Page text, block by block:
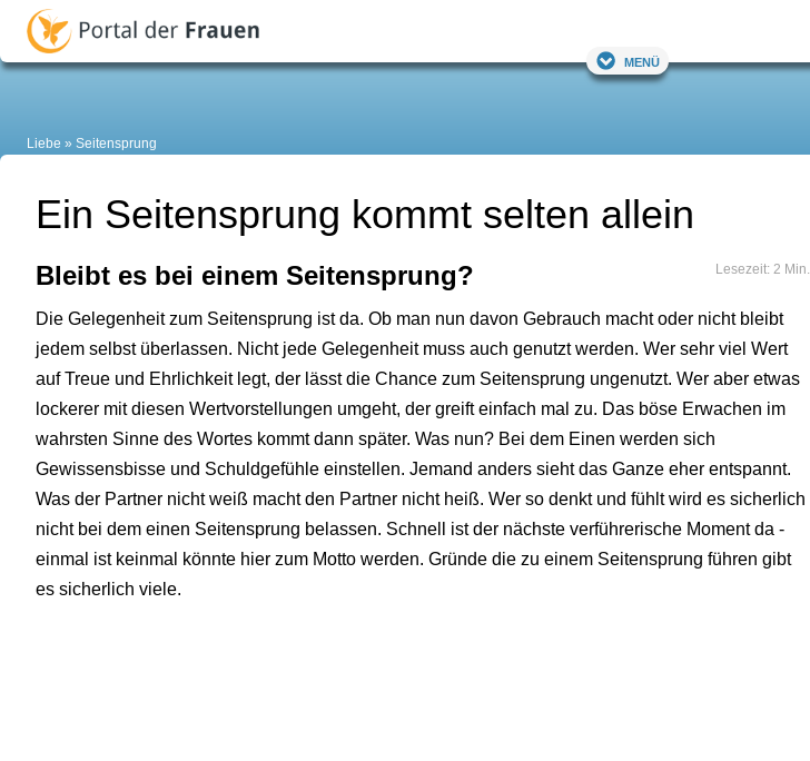
Menü
Liebe Seitensprung
Ein Seitensprung kommt selten allein
Lesezeit: 2 Min.
Bleibt es bei einem Seitensprung?
Die Gelegenheit zum Seitensprung ist da. Ob man nun davon Gebrauch macht oder nicht bleibt
jedem selbst überlassen. Nicht jede Gelegenheit muss auch genutzt werden. Wer sehr viel Wert
auf Treue und Ehrlichkeit legt, der lässt die Chance zum Seitensprung ungenutzt. Wer aber etwas
lockerer mit diesen Wertvorstellungen umgeht, der greift einfach mal zu. Das böse Erwachen im
wahrsten Sinne des Wortes kommt dann später. Was nun? Bei dem Einen werden sich
Gewissensbisse und Schuldgefühle einstellen. Jemand anders sieht das Ganze eher entspannt.
Was der Partner nicht weiß macht den Partner nicht heiß. Wer so denkt und fühlt wird es sicherlich
nicht bei dem einen Seitensprung belassen. Schnell ist der nächste verführerische Moment da -
einmal ist keinmal könnte hier zum Motto werden. Gründe die zu einem Seitensprung führen gibt
es sicherlich viele.